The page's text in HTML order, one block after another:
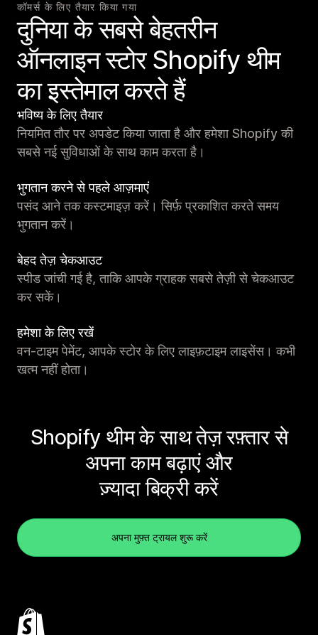
कॉमर्स के लिए तैयार किया गया
दुनिया के सबसे बेहतरीन
ऑनलाइन स्टोर Shopify थीम
का इस्तेमाल करते हैं
भविष्य के लिए तैयार
नियमित तौर पर अपडेट किया जाता है और हमेशा Shopify की
सबसे नई सुविधाओं के साथ काम करता है।
भुगतान करने से पहले आज़माएं
पसंद आने तक कस्टमाइज़ करें। सिर्फ़ प्रकाशित करते समय
भुगतान करें।
बेहद तेज़ चेकआउट
स्पीड जांची गई है, ताकि आपके ग्राहक सबसे तेज़ी से चेकआउट
कर सकें।
हमेशा के लिए रखें
वन-टाइम पेमेंट, आपके स्टोर के लिए लाइफ़टाइम लाइसेंस। कभी
खत्म नहीं होता।
Shopify थीम के साथ तेज़ रफ़्तार से
अपना काम बढ़ाएं और
ज़्यादा बिक्री करें
अपना मुफ़्त ट्रायल शुरू करें